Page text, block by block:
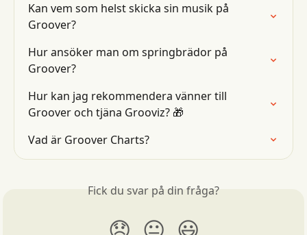
Kan vem som helst skicka sin musik på
Groover?
Hur ansöker man om springbrädor på
Groover?
Hur kan jag rekommendera vänner till
Groover och tjäna Grooviz? 🎁
Vad är Groover Charts?
Fick du svar på din fråga?